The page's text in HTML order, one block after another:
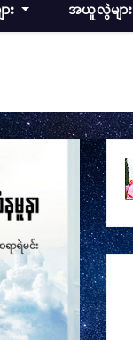
း အယူလွဲများ